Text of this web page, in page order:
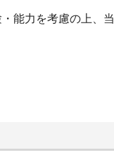
能力を考慮の上、当